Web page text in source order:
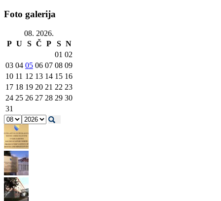
Foto galerija
08. 2026.
P U S Č P S N
01 02
03 04 05 06 07 08 09
10 11 12 13 14 15 16
17 18 19 20 21 22 23
24 25 26 27 28 29 30
31